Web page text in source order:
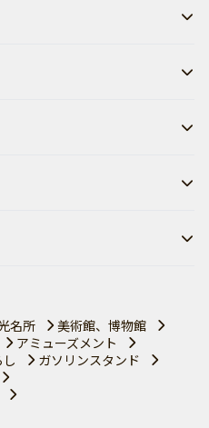
名所
美術館、博物館
アミューズメント
ガソリンスタンド